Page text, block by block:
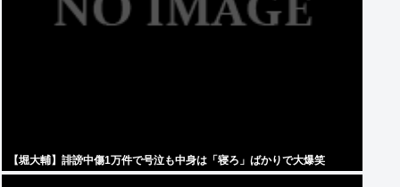
【堀大輔】誹謗中傷1万件で号泣も中身は「寝ろ」ばかりで大爆笑